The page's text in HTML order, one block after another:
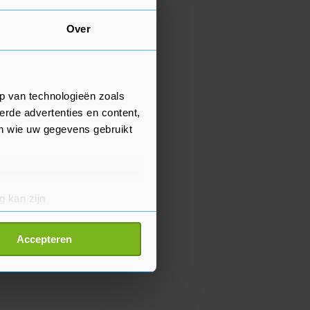
Over
van technologieën zoals
advertenties en content,
wie uw gegevens gebruikt
kan zijn
detailgedeelte
Accepteren